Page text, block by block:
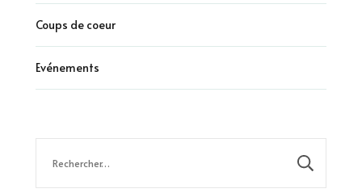
Coups de coeur
Evénements